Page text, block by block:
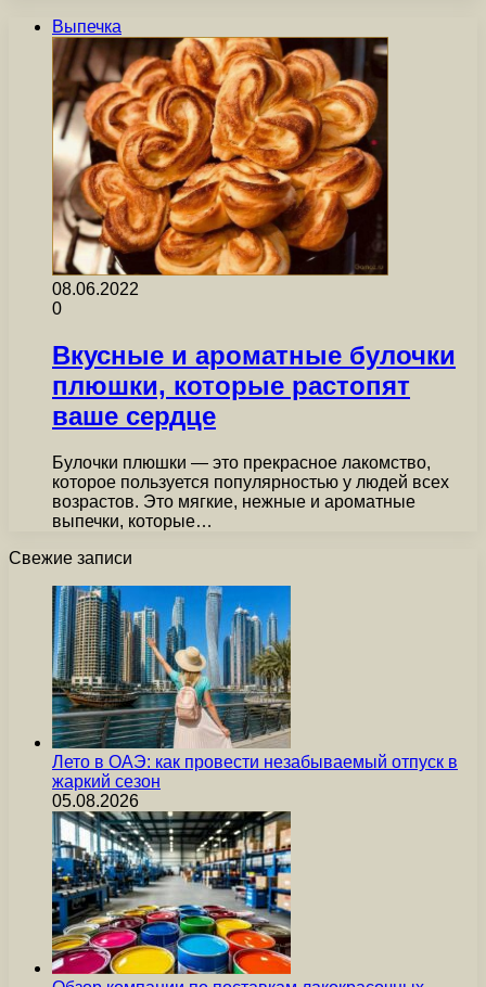
Выпечка
08.06.2022
0
Вкусные и ароматные булочки
плюшки, которые растопят
ваше сердце
Булочки плюшки — это прекрасное лакомство,
которое пользуется популярностью у людей всех
возрастов. Это мягкие, нежные и ароматные
выпечки, которые…
Свежие записи
Лето в ОАЭ: как провести незабываемый отпуск в
жаркий сезон
05.08.2026